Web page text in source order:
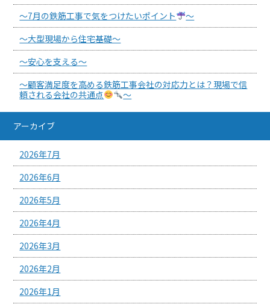
～7月の鉄筋工事で気をつけたいポイント
～
～大型現場から住宅基礎～
～安心を支える～
～顧客満足度を高める鉄筋工事会社の対応力とは？現場で信
頼される会社の共通点
～
アーカイブ
2026年7月
2026年6月
2026年5月
2026年4月
2026年3月
2026年2月
2026年1月